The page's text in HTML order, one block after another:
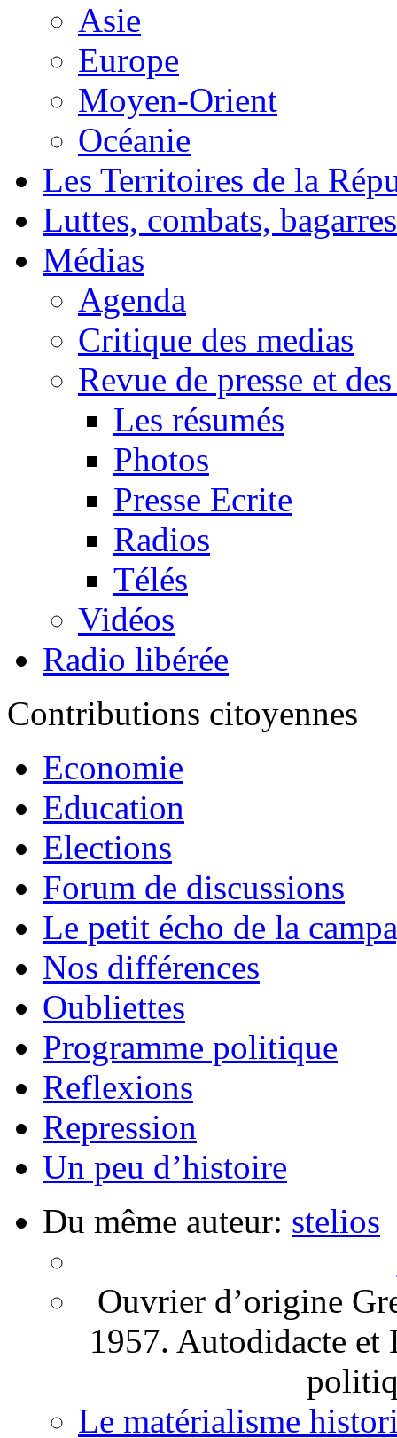
Asie
Europe
Moyen-Orient
Océanie
Les Territoires de la
Luttes, combats, bagarres
Médias
Agenda
Critique des medias
Revue de presse et
Les résumés
Photos
Presse Ecrite
Radios
Télés
Vidéos
Radio libérée
Contributions citoyennes
Economie
Education
Elections
Forum de discussions
Le petit écho de la
Nos différences
Oubliettes
Programme politique
Reflexions
Repression
Un peu d’histoire
Du même auteur: stelios
Ouvrier d’origine
1957. Autodidacte et
Le matérialisme